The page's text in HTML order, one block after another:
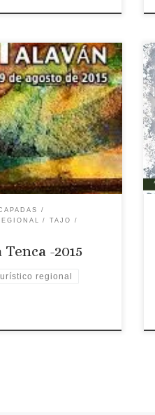
Talaván Ruta
del Casar
TAJO
-2015
regional